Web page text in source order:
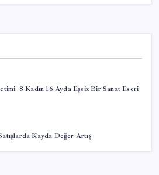
8 Kadın 16 Ayda Eşsiz Bir Sanat Eseri
Kayda Değer Artış